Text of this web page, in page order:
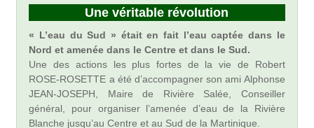
Une véritable révolution
« L’eau du Sud » était en fait l’eau captée dans le
Nord et amenée dans le Centre et dans le Sud.
Une des actions les plus fortes de la vie de Robert
ROSE-ROSETTE a été d’accompagner son ami Alphonse
JEAN-JOSEPH, Maire de Rivière Salée, Conseiller
général, pour organiser l’amenée d’eau de la Rivière
Blanche jusqu’au Centre et au Sud de la Martinique.